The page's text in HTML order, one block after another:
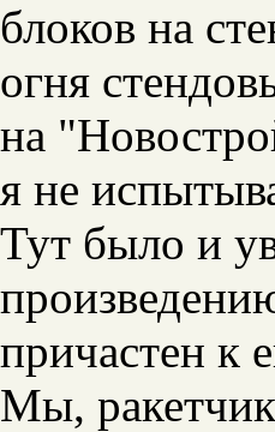
блоков на
огня
на
я не
Тут было и
причастен к
Мы,